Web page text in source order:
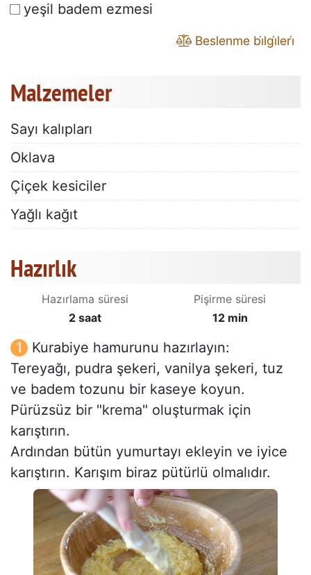
yeşil badem ezmesi
Beslenme bi̇lgi̇leri̇
Malzemeler
Sayı kalıpları
Oklava
Çiçek kesiciler
Yağlı kağıt
Hazırlık
Hazırlama süresi
2 saat
Pişirme süresi
12 min
Kurabiye hamurunu hazırlayın:
Tereyağı, pudra şekeri, vanilya şekeri, tuz
ve badem tozunu bir kaseye koyun.
Pürüzsüz bir "krema" oluşturmak için
karıştırın.
Ardından bütün yumurtayı ekleyin ve iyice
karıştırın. Karışım biraz pütürlü olmalıdır.